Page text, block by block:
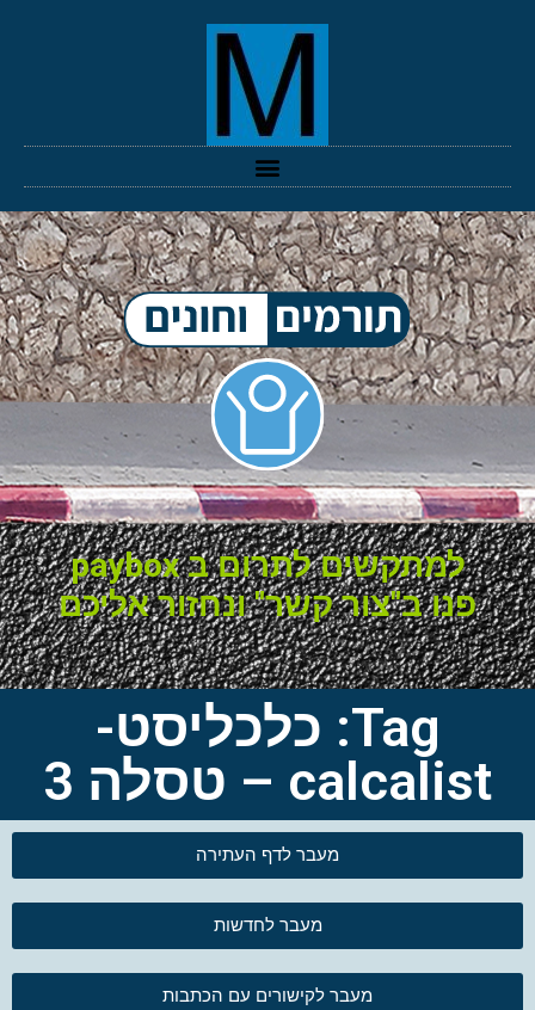
למתקשים לתרום ב paybox
פנו ב"צור קשר" ונחזור אליכם
Tag: כלכליסט-
calcalist – טסלה 3
מעבר לדף העתירה
מעבר לחדשות
מעבר לקישורים עם הכתבות